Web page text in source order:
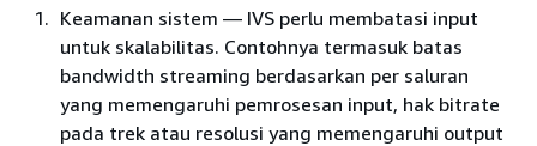
Keamanan sistem — IVS perlu membatasi input
untuk skalabilitas. Contohnya termasuk batas
bandwidth streaming berdasarkan per saluran
yang memengaruhi pemrosesan input, hak bitrate
pada trek atau resolusi yang memengaruhi output